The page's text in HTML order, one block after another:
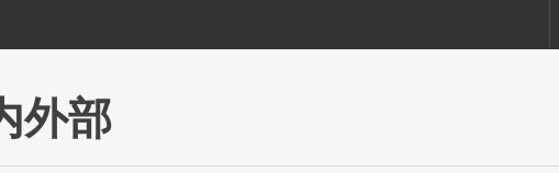
外部